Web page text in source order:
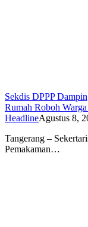
Sekdis DPPP
Rumah Roboh
HeadlineAgustus 8,
Tangerang –
Pemakaman…